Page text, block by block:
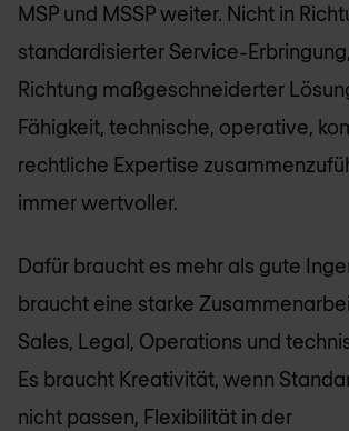
MSP und MSSP weiter. Nicht in
standardisierter Service-
Richtung maßgeschneiderter
Fähigkeit, technische, operative,
rechtliche Expertise
immer wertvoller.
Dafür braucht es mehr als gute
braucht eine starke
Sales, Legal, Operations und
Es braucht Kreativität, wenn
nicht passen, Flexibilität in der